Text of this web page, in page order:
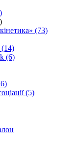
(73)
(14)
(6)
(5)